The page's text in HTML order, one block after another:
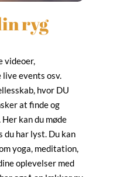
ryg
videoer,
events osv.
hvor DU
at finde og
kan du møde
du har lyst. Du kan
yoga, meditation,
oplevelser med